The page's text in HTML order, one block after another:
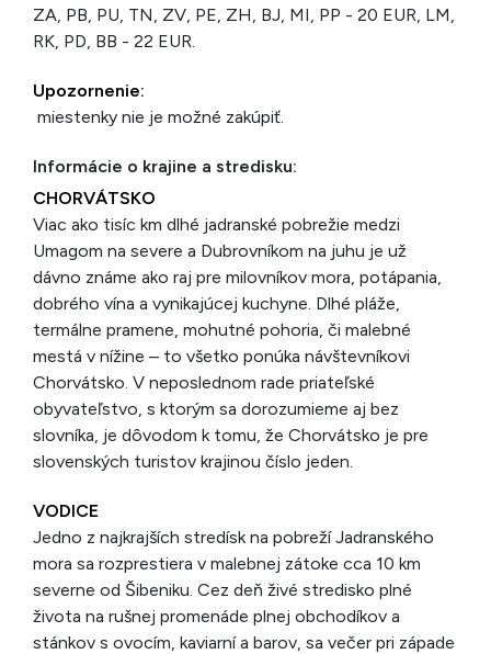
ZA, PB, PU, TN, ZV, PE, ZH, BJ, MI, PP - 20 EUR, LM,
RK, PD, BB - 22 EUR.
Upozornenie:
miestenky nie je možné zakúpiť.
Informácie o krajine a stredisku:
CHORVÁTSKO
Viac ako tisíc km dlhé jadranské pobrežie medzi
Umagom na severe a Dubrovníkom na juhu je už
dávno známe ako raj pre milovníkov mora, potápania,
dobrého vína a vynikajúcej kuchyne. Dlhé pláže,
termálne pramene, mohutné pohoria, či malebné
mestá v nížine – to všetko ponúka návštevníkovi
Chorvátsko. V neposlednom rade priateľské
obyvateľstvo, s ktorým sa dorozumieme aj bez
slovníka, je dôvodom k tomu, že Chorvátsko je pre
slovenských turistov krajinou číslo jeden.
VODICE
Jedno z najkrajších stredísk na pobreží Jadranského
mora sa rozprestiera v malebnej zátoke cca 10 km
severne od Šibeniku. Cez deň živé stredisko plné
života na rušnej promenáde plnej obchodíkov a
stánkov s ovocím, kaviarní a barov, sa večer pri západe